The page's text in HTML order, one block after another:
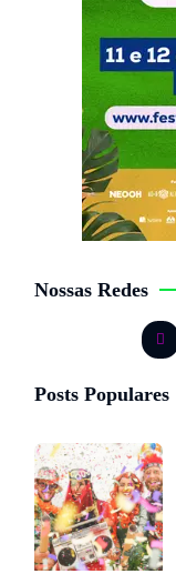
Nossas Redes
Posts Populares